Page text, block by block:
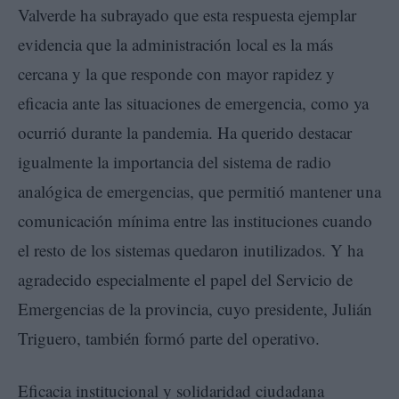
Valverde ha subrayado que esta respuesta ejemplar
evidencia que la administración local es la más
cercana y la que responde con mayor rapidez y
eficacia ante las situaciones de emergencia, como ya
ocurrió durante la pandemia. Ha querido destacar
igualmente la importancia del sistema de radio
analógica de emergencias, que permitió mantener una
comunicación mínima entre las instituciones cuando
el resto de los sistemas quedaron inutilizados. Y ha
agradecido especialmente el papel del Servicio de
Emergencias de la provincia, cuyo presidente, Julián
Triguero, también formó parte del operativo.
Eficacia institucional y solidaridad ciudadana